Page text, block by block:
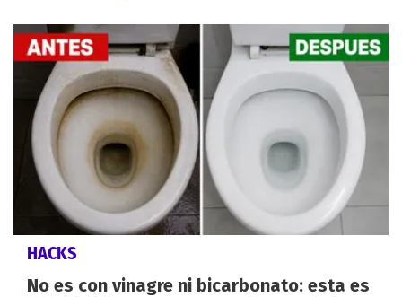
HACKS
No es con vinagre ni bicarbonato: esta es